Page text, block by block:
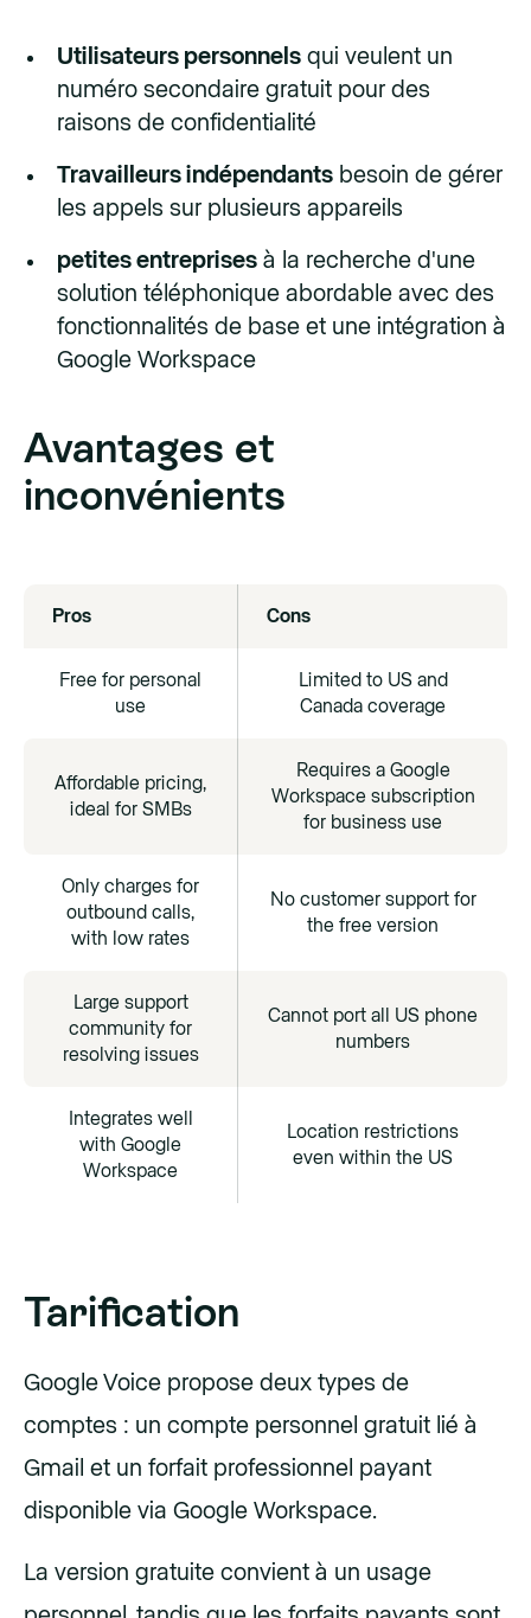
Utilisateurs personnels qui veulent un
numéro secondaire gratuit pour des
raisons de confidentialité
Travailleurs indépendants besoin de gérer
les appels sur plusieurs appareils
petites entreprises à la recherche d'une
solution téléphonique abordable avec des
fonctionnalités de base et une intégration à
Google Workspace
Avantages et
inconvénients
Pros Cons
Free for personal
use
Limited to US and
Canada coverage
Affordable pricing,
ideal for SMBs
Requires a Google
Workspace subscription
for business use
Only charges for
outbound calls,
with low rates
No customer support for
the free version
Large support
community for
resolving issues
Cannot port all US phone
numbers
Integrates well
with Google
Workspace
Location restrictions
even within the US
Tarification
Google Voice propose deux types de
comptes : un compte personnel gratuit lié à
Gmail et un forfait professionnel payant
disponible via Google Workspace.
La version gratuite convient à un usage